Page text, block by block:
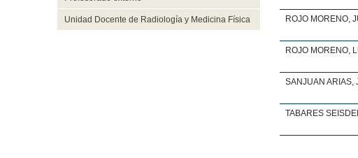
Unidad Docente de Radiología y Medicina Física
ROJO MORENO,
ROJO MORENO,
SANJUAN ARIAS,
TABARES